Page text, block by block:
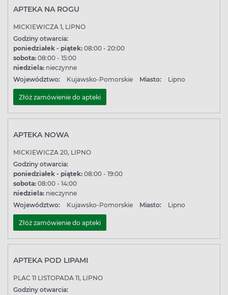
APTEKA NA ROGU
MICKIEWICZA 1, LIPNO
Godziny otwarcia:
poniedziałek - piątek: 08:00 - 20:00
sobota: 08:00 - 15:00
niedziela: nieczynne
Województwo:
Kujawsko-Pomorskie Miasto: Lipno
Złóż zamówienie do apteki
APTEKA NOWA
MICKIEWICZA 20, LIPNO
Godziny otwarcia:
poniedziałek - piątek: 08:00 - 19:00
sobota: 08:00 - 14:00
niedziela: nieczynne
Województwo:
Kujawsko-Pomorskie Miasto: Lipno
Złóż zamówienie do apteki
APTEKA POD LIPAMI
PLAC 11 LISTOPADA 11, LIPNO
Godziny otwarcia: